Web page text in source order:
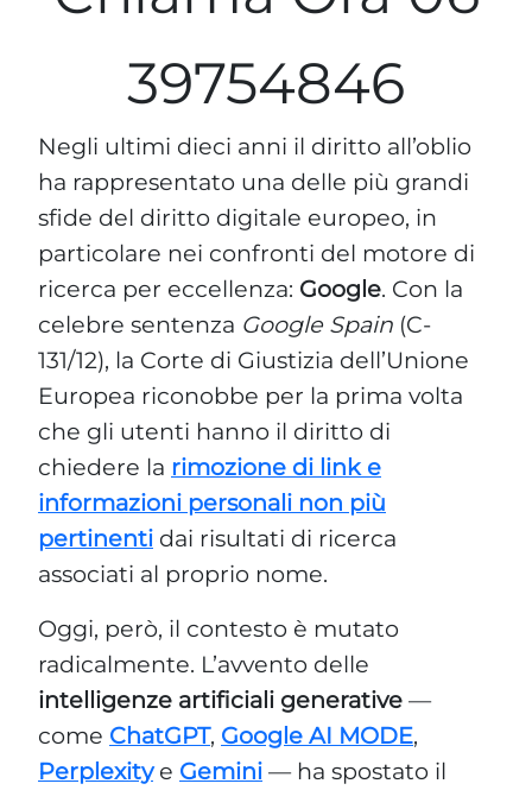
39754846
Negli ultimi dieci anni il diritto all’oblio
ha rappresentato una delle più grandi
sfide del diritto digitale europeo, in
particolare nei confronti del motore di
ricerca per eccellenza: Google. Con la
celebre sentenza Google Spain (C-
131/12), la Corte di Giustizia dell’Unione
Europea riconobbe per la prima volta
che gli utenti hanno il diritto di
chiedere la rimozione di link e
informazioni personali non più
pertinenti dai risultati di ricerca
associati al proprio nome.
Oggi, però, il contesto è mutato
radicalmente. L’avvento delle
intelligenze artificiali generative —
come ChatGPT, Google AI MODE,
Perplexitye Gemini — ha spostato il